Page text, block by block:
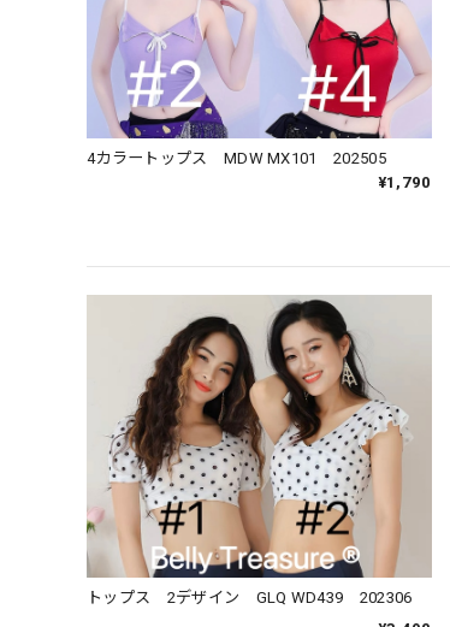
4カラートップス MDW MX101 202505
¥1,790
トップス 2デザイン GLQ WD439 202306